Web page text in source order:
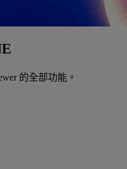
的全部功能。